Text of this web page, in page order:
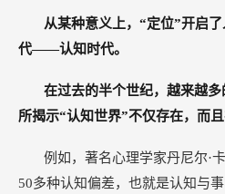
从某种意义上，“定位”开启
代——认知时代。
在过去的半个世纪，越来越
所揭示“认知世界”不仅存在，而
例如，著名心理学家丹尼尔·
50多种认知偏差，也就是认知与